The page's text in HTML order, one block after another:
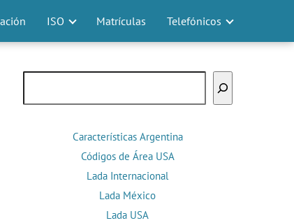
ISO Matrículas Telefónicos
Características Argentina
Códigos de Área USA
Lada Internacional
Lada México
Lada USA